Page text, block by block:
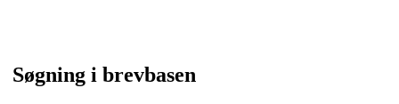
Søgning i brevbasen